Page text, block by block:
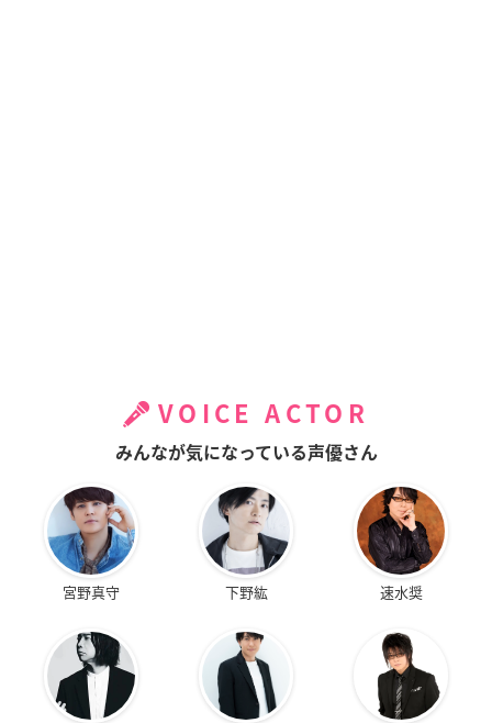
VOICE ACTOR
みんなが気になっている声優さん
宮野真守 下野紘 速水奨